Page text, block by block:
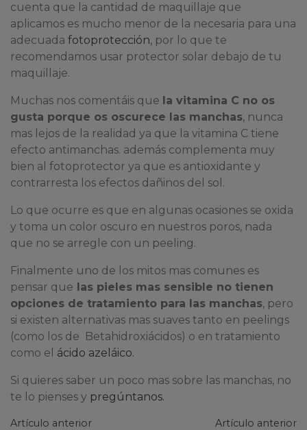
cuenta que la cantidad de maquillaje que
aplicamos es mucho menor de la necesaria para una
adecuada fotoprotección, por lo que te
recomendamos usar protector solar debajo de tu
maquillaje.
Muchas nos comentáis que la vitamina C no os
gusta porque os oscurece las manchas, nunca
mas lejos de la realidad ya que la vitamina C tiene
efecto antimanchas. además complementa muy
bien al fotoprotector ya que es antioxidante y
contrarresta los efectos dañinos del sol.
Lo que ocurre es que en algunas ocasiones se oxida
y toma un color oscuro en nuestros poros, nada
que no se arregle con un peeling.
Finalmente uno de los mitos mas comunes es
pensar que las pieles mas sensible no tienen
opciones de tratamiento para las manchas, pero
si existen alternativas mas suaves tanto en peelings
(como los de Betahidroxiácidos) o en tratamiento
como el ácido azeláico.
Si quieres saber un poco mas sobre las manchas, no
te lo pienses y pregúntanos.
Artículo anterior Artículo anterior